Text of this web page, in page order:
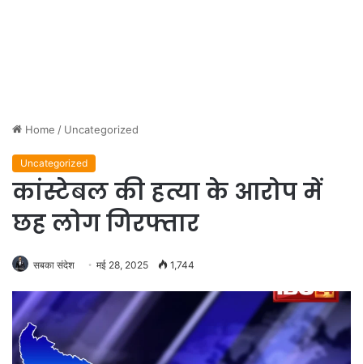
Home / Uncategorized
Uncategorized
कांस्टेबल की हत्या के आरोप में
छह लोग गिरफ्तार
सबका संदेश मई 28, 2025 1,744